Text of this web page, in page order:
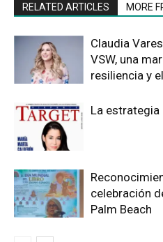
RELATED ARTICLES MORE
Claudia
VSW, una
resiliencia y
La estrategia
celebración
Palm Beach